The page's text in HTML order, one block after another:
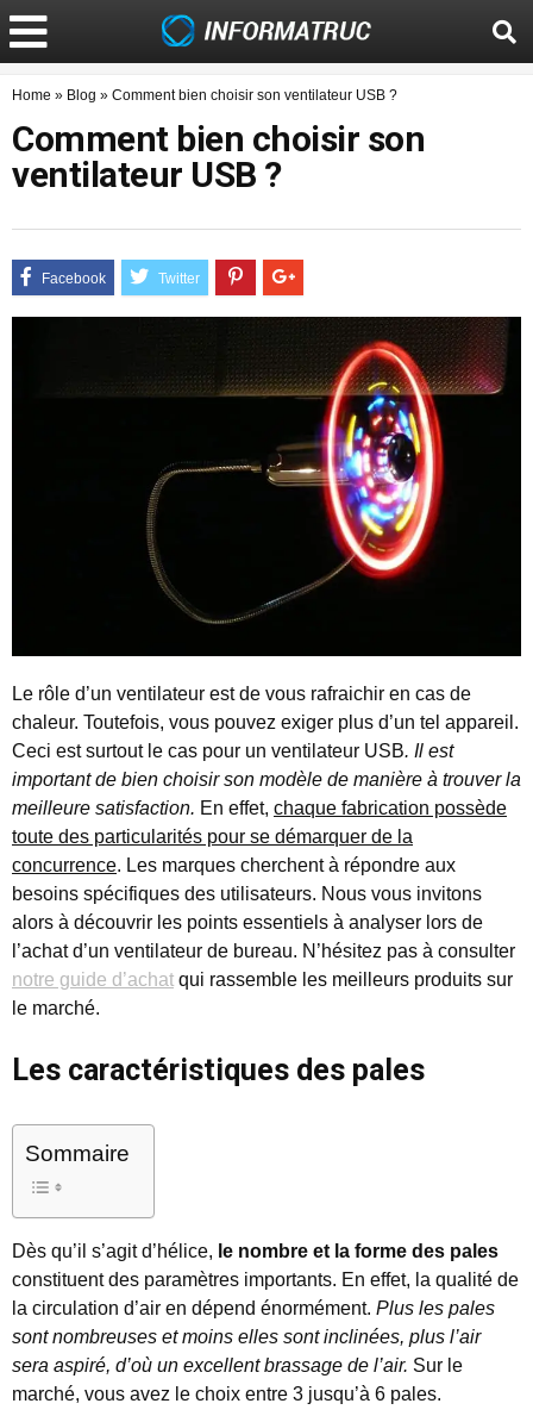
Home » Blog » Comment bien choisir son ventilateur USB ?
Comment bien choisir son
ventilateur USB ?
Le rôle d’un ventilateur est de vous rafraichir en cas de
chaleur. Toutefois, vous pouvez exiger plus d’un tel appareil.
Ceci est surtout le cas pour un ventilateur USB. Il est
important de bien choisir son modèle de manière à trouver la
meilleure satisfaction. En effet, chaque fabrication possède
toute des particularités pour se démarquer de la
concurrence. Les marques cherchent à répondre aux
besoins spécifiques des utilisateurs. Nous vous invitons
alors à découvrir les points essentiels à analyser lors de
l’achat d’un ventilateur de bureau. N’hésitez pas à consulter
notre guide d’achat qui rassemble les meilleurs produits sur
le marché.
Les caractéristiques des pales
Sommaire
Dès qu’il s’agit d’hélice, le nombre et la forme des pales
constituent des paramètres importants. En effet, la qualité de
la circulation d’air en dépend énormément. Plus les pales
sont nombreuses et moins elles sont inclinées, plus l’air
sera aspiré, d’où un excellent brassage de l’air. Sur le
marché, vous avez le choix entre 3 jusqu’à 6 pales.